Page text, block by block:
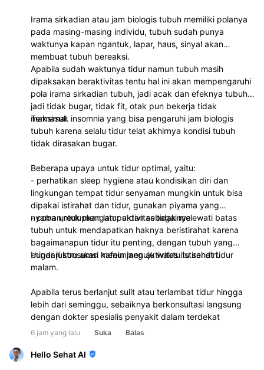
Irama sirkadian atau jam biologis tubuh memiliki polanya
pada masing-masing individu, tubuh sudah punya
waktunya kapan ngantuk, lapar, haus, sinyal akan
membuat tubuh bereaksi.
Apabila sudah waktunya tidur namun tubuh masih
dipaksakan beraktivitas tentu hal ini akan mempengaruhi
pola irama sirkadian tubuh, jadi acak dan efeknya tubuh
jadi tidak bugar, tidak fit, otak pun bekerja tidak
maksimal.
Termasuk insomnia yang bisa pengaruhi jam biologis
tubuh karena selalu tidur telat akhirnya kondisi tubuh
tidak dirasakan bugar.
Beberapa upaya untuk tidur optimal, yaitu:
- perhatikan sleep hygiene atau kondisikan diri dan
lingkungan tempat tidur senyaman mungkin untuk bisa
dipakai istirahat dan tidur, gunakan piyama yang
nyaman,redupkan lampu dan sebagainya
- coba untuk mengatur aktivitas tidak melewati batas
tubuh untuk mendapatkan haknya beristirahat karena
bagaimanapun tidur itu penting, dengan tubuh yang
bugar justru akan menunjang aktivitas itu sendiri.
-hindari konsumsi kafein menuju waktu istirahat tidur
malam.
Apabila terus berlanjut sulit atau terlambat tidur hingga
lebih dari seminggu, sebaiknya berkonsultasi langsung
dengan dokter spesialis penyakit dalam terdekat
6 jam yang lalu Suka Balas
Hello Sehat AI